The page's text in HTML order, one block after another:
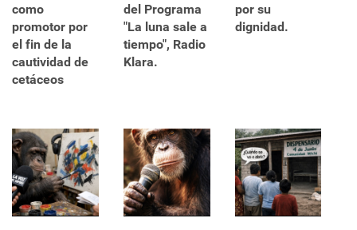
como
promotor por
el fin de la
cautividad de
cetáceos
del Programa
"La luna sale a
tiempo", Radio
Klara.
por su
dignidad.